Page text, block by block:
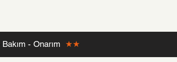
- Onarım ★★